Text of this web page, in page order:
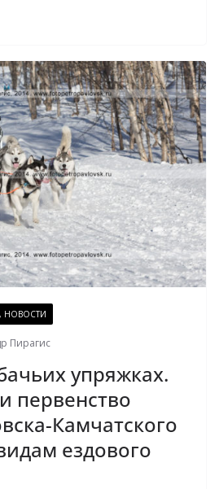
НОВОСТИ
Пирагис
упряжках.
первенство
Камчатского
ездового